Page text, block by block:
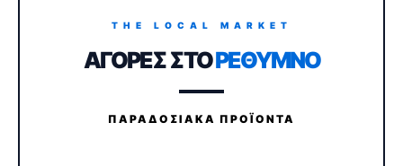
THE LOCAL MARKET
ΑΓΟΡΕΣ ΣΤΟΡΕΘΥΜΝΟ
ΠΑΡΑΔΟΣΙΑΚΑ ΠΡΟΪΟΝΤΑ